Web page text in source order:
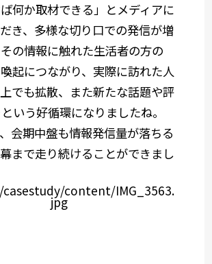
何か取材できる」とメディアに
き、多様な切り口での発信が増
の情報に触れた生活者の方の
起につながり、実際に訪れた人
でも拡散、また新たな話題や評
いう好循環になりましたね。
会期中盤も情報発信量が落ちる
まで走り続けることができまし